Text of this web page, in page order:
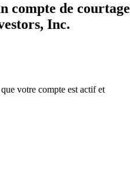
compte de courtage
Inc.
votre compte est actif et